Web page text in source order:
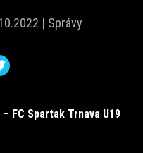
| Správy
FC Spartak Trnava U19